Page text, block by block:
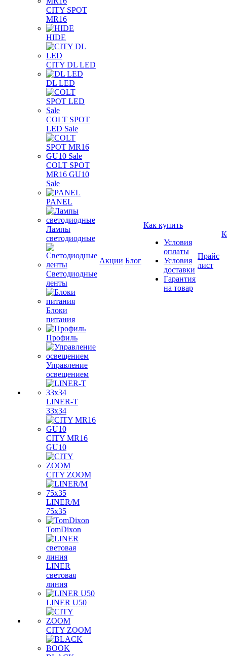
CITY SPOT
MR16
HIDE
CITY DL LED
DL LED
COLT SPOT
LED Sale
COLT SPOT
MR16 GU10
Sale
PANEL
Лампы
светодиодные
Светодиодные
ленты
Блоки
питания
Профиль
Управление
освещением
LINER-T
33x34
CITY MR16
GU10
CITY ZOOM
LINER/M
75х35
TomDixon
LINER
световая
линия
LINER U50
CITY ZOOM
Акции Блог
Как купить
Условия
оплаты
Условия
доставки
Гарантия
на товар
Прайс
лист